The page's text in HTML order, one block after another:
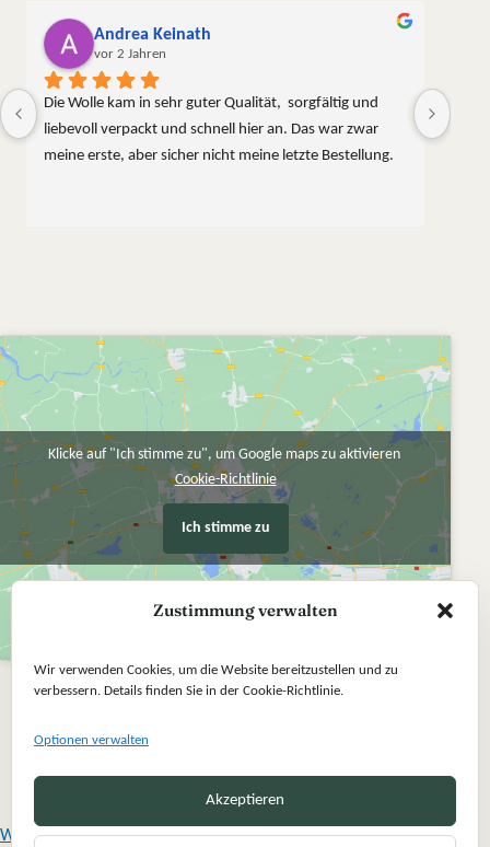
Zustimmung verwalten
Wir verwenden Cookies, um die Website bereitzustellen und zu
verbessern. Details finden Sie in der Cookie-Richtlinie.
Optionen verwalten
Akzeptieren
Andrea Keinath
vor 2 Jahren
Die Wolle kam in sehr guter Qualität,  sorgfältig und
liebevoll verpackt und schnell hier an. Das war zwar
meine erste, aber sicher nicht meine letzte Bestellung.
Klicke auf "Ich stimme zu", um Google maps zu aktivieren
Cookie-Richtlinie
Ich stimme zu
Widerrufsbelehrung